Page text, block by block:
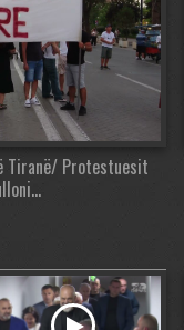
Tiranë/ Protestuesit